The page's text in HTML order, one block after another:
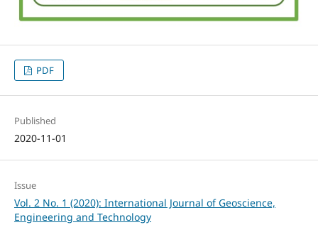
PDF
Published
2020-11-01
Issue
Vol. 2 No. 1 (2020): International Journal of Geoscience,
Engineering and Technology